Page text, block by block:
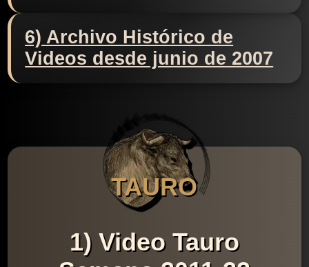
6) Archivo Histórico de
Videos desde junio de 2007
TAURO
1) Video Tauro